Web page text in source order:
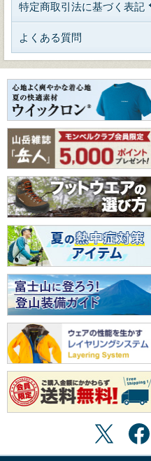
特定商取引法に基づく表記
よくある質問